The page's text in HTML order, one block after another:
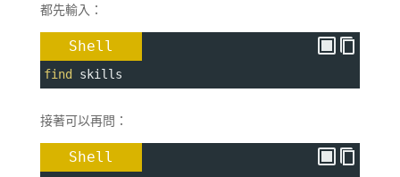
都先輸入：
Shell
find skills
接著可以再問：
Shell